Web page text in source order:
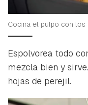
Cocina el pulpo con los
Espolvorea todo
mezcla bien y
hojas de perejil.